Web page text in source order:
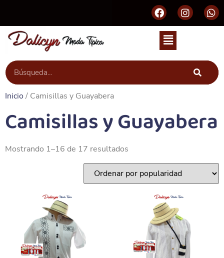
Inicio / Camisillas y Guayabera
Camisillas y Guayabera
Mostrando 1–16 de 17 resultados